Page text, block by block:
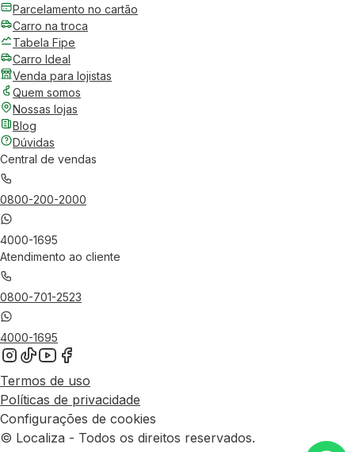
Parcelamento no cartão
Carro na troca
Tabela Fipe
Carro Ideal
Venda para lojistas
Quem somos
Nossas lojas
Blog
Dúvidas
Central de vendas
0800-200-2000
4000-1695
Atendimento ao cliente
0800-701-2523
4000-1695
Termos de uso
Políticas de privacidade
Configurações de cookies
© Localiza - Todos os direitos reservados.